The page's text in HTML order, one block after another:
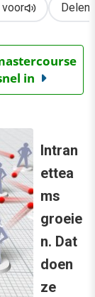
voor Delen
in
Intran
ettea
ms
groeie
n. Dat
doen
ze